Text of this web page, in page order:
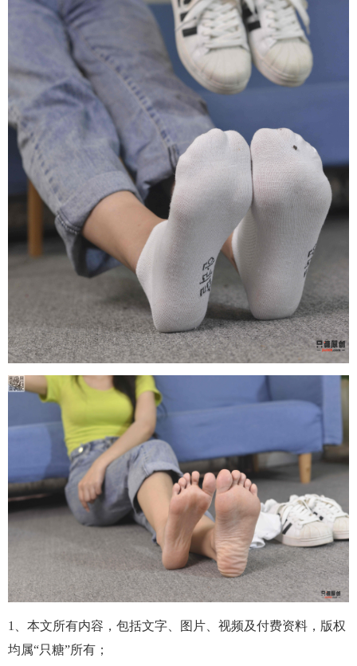
1、本文所有内容，包括文字、图片、视频及付费资料，版权
均属“只糖”所有；